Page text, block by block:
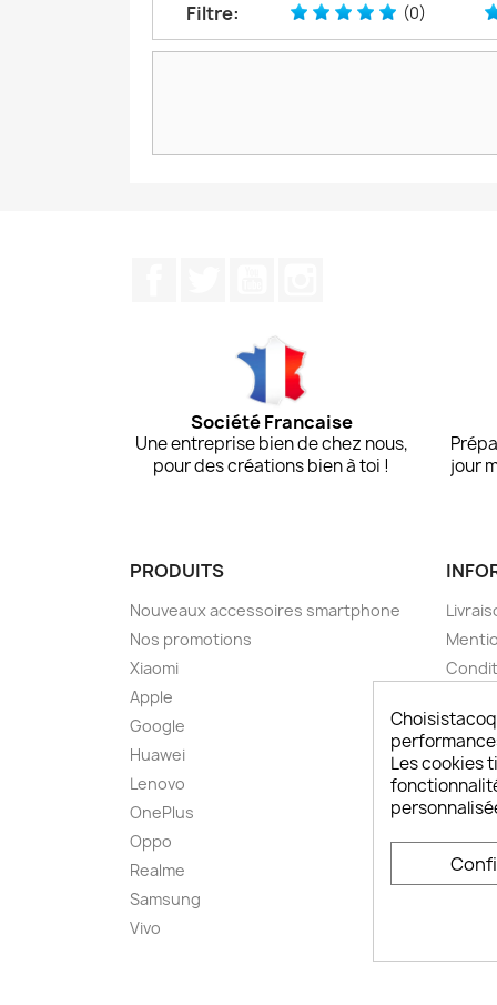
Filtre: (0)
Société Francaise
Une entreprise bien de chez nous,
pour des créations bien à toi !
jour
PRODUITS
Nouveaux accessoires smartphone
Nos promotions
Xiaomi
Apple
Google
Huawei
Lenovo
OnePlus
Oppo
Realme
Samsung
Vivo
FAQ
Les cookies